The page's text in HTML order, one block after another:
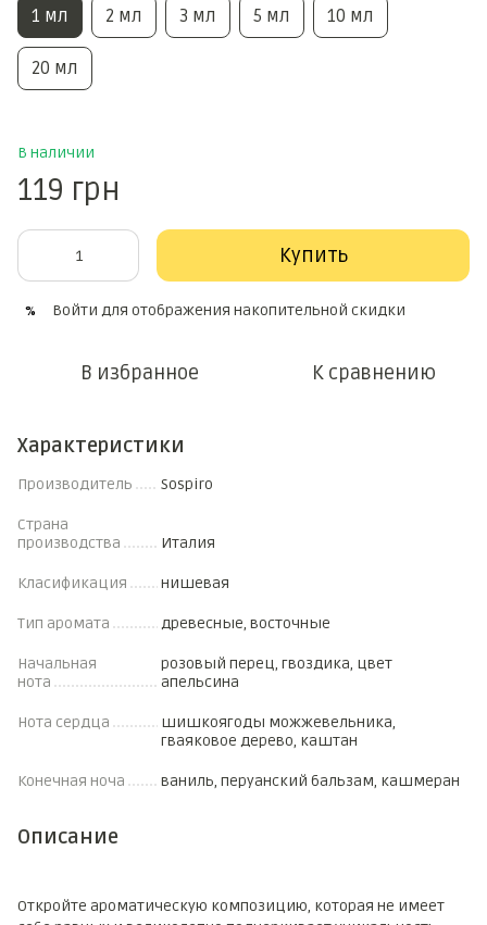
1 мл 2 мл 3 мл 5 мл 10 мл
20 мл
В наличии
119 грн
Купить
% Войти для отображения накопительной скидки
В избранное К сравнению
Характеристики
Производитель Sospiro
Страна
производства
Италия
Класификация нишевая
Тип аромата древесные, восточные
Начальная
нота
розовый перец, гвоздика, цвет
апельсина
Нота сердца
шишкоягоды можжевельника,
гваяковое дерево, каштан
Конечная ноча ваниль, перуанский бальзам, кашмеран
Описание
Откройте ароматическую композицию, которая не имеет